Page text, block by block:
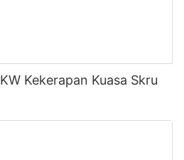
Kekerapan Kuasa Skru